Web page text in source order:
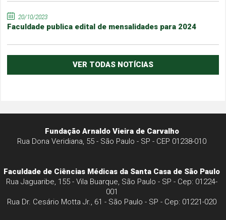
20/10/2023
Faculdade publica edital de mensalidades para 2024
VER TODAS NOTÍCIAS
Fundação Arnaldo Vieira de Carvalho
Rua Dona Veridiana, 55 - São Paulo - SP - CEP 01238-010
Faculdade de Ciências Médicas da Santa Casa de São Paulo
Rua Jaguaribe, 155 - Vila Buarque, São Paulo - SP - Cep: 01224-
001
Rua Dr. Cesário Motta Jr., 61 - São Paulo - SP - Cep: 01221-020